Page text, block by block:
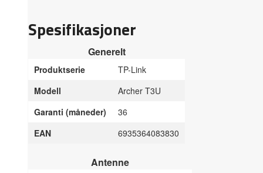
Spesifikasjoner
Generelt
Produktserie
TP-Link
Modell
Archer T3U
Garanti (måneder)
36
EAN
6935364083830
Antenne